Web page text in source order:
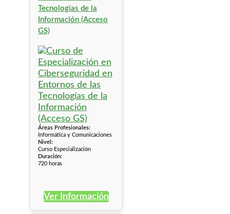
Tecnologías de la
Información (Acceso
GS)
Áreas Profesionales:
Informática y Comunicaciones
Nivel:
Curso Especialización
Duración:
720 horas
Ver Información